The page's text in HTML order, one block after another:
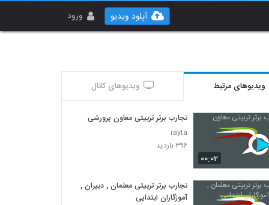
ورود آپلود ویدیو
ویدیوهای مرتبط ویدیوهای کانال
۰۰:۰۲
تجارب برتر تربیتی معاون پرورشی
rayta
۳۹۶ بازدید
تجارب برتر تربیتی معلمان , دبیران ,
آموزگاران ابتدایی